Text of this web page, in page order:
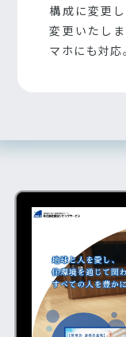
構成に変更
変更いたし
マホにも対応